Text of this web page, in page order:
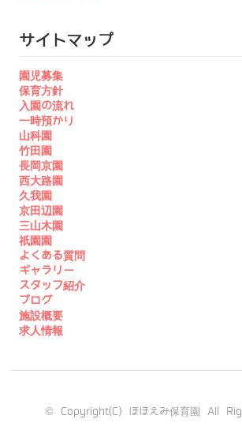
サイトマップ
園児募集
保育方針
入園の流れ
一時預かり
山科園
竹田園
長岡京園
西大路園
久我園
京田辺園
三山木園
祇園園
よくある質問
ギャラリー
スタッフ紹介
ブログ
施設概要
求人情報
© Copyright(C) ほほえみ保育園 All